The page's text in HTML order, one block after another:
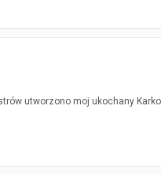
utworzono moj ukochany